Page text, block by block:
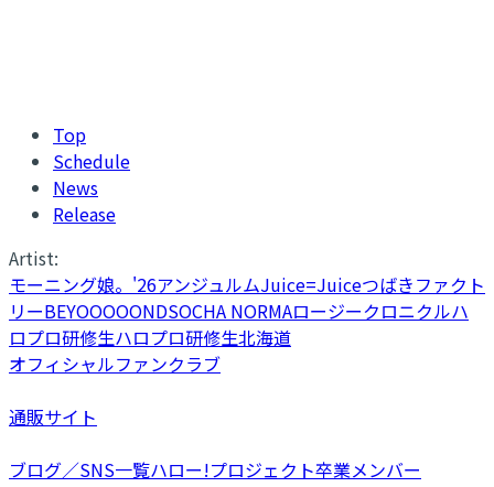
Top
Schedule
News
Release
Artist:
モーニング娘。'26アンジュルムJuice=Juiceつばきファクト
リーBEYOOOOONDSOCHA NORMAロージークロニクルハ
ロプロ研修生ハロプロ研修生北海道
オフィシャルファンクラブ
通販サイト
ブログ／SNS一覧ハロー!プロジェクト卒業メンバー